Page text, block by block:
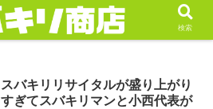
スバキリリサイタルが盛り上がり
すぎてスバキリマンと小西代表が
検索